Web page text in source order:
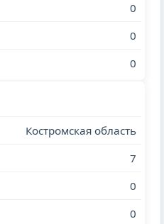
0
0
0
Костромская область
7
0
0